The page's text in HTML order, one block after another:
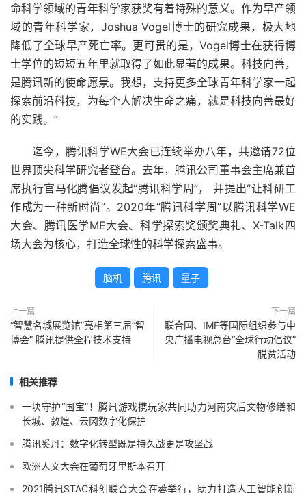
命科学领域的青年科学家获奖有着特殊的意义。作为早产领
域的青年科学家，Joshua Vogel博士的研究成果，极大地
降低了全球早产死亡率。更可贵的是，Vogel博士在获得博
士学位的短短五年里就取得了如此显著的成果。科技向善，
是腾讯新的使命愿景。我想，支持更多全球青年科学家一起
探索前沿科技，为每个人解决生命之痛，就是科技向善最好
的实践。”
迄今，腾讯科学WE大会已连续举办八年，共邀请72位
世界顶尖科学研究者登台。去年，腾讯公司董事会主席兼首
席执行官马化腾倡议发起“腾讯科学周”， 并提出“让科研工
作成为一种新时尚”。2020年“腾讯科学周”以腾讯科学WE
大会、腾讯医学ME大会、科学探索奖颁奖典礼、X-Talk四
场大会为核心，打造全球性的科学探索盛事。
脑机 腾讯 量子
上一篇
“智慧名城展览馆”亮相第三届“智
博会” 腾讯提供全程技术支持
下一篇
联合国、IMF等国际组织参与中
央广播电视总台“全球行动倡议”
脱贫活动
相关推荐
一块守护“国宝”！腾讯游戏携玩家共同助力河南灾后文物修缮和
长城、敦煌、云冈数字化保护
腾讯奚丹：数字化转型既是持久战更是攻坚战
欧洲人文大会在葡萄牙里斯本召开
2021腾讯STAC科创联合大会在蓉举行，助力打造人工智能创新